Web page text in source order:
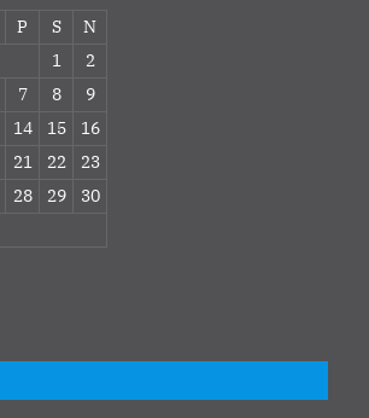
P S
N
1
2
7 8
9
14 15
16
21 22
23
28 29
30